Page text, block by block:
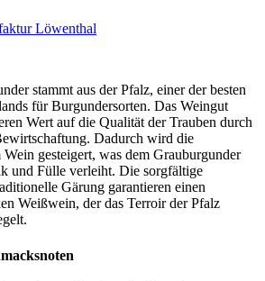
Löwenthal
stammt aus der Pfalz, einer der besten
für Burgundersorten. Das Weingut
Wert auf die Qualität der Trauben durch
Dadurch wird die
gesteigert, was dem Grauburgunder
und Fülle verleiht. Die sorgfältige
Gärung garantieren einen
Weißwein, der das Terroir der Pfalz